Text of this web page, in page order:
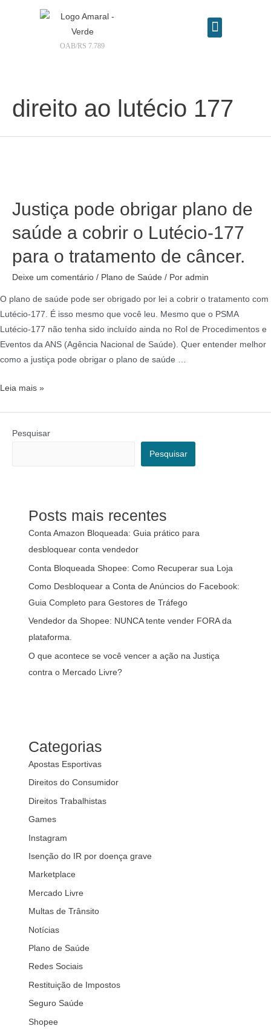
OAB/RS 7.789
direito ao lutécio 177
Justiça pode obrigar plano de
saúde a cobrir o Lutécio-177
para o tratamento de câncer.
Deixe um comentário / Plano de Saúde / Por admin
O plano de saúde pode ser obrigado por lei a cobrir o tratamento com
Lutécio-177. É isso mesmo que você leu. Mesmo que o PSMA
Lutécio-177 não tenha sido incluído ainda no Rol de Procedimentos e
Eventos da ANS (Agência Nacional de Saúde). Quer entender melhor
como a justiça pode obrigar o plano de saúde …
Leia mais »
Pesquisar
Pesquisar
Posts mais recentes
Conta Amazon Bloqueada: Guia prático para
desbloquear conta vendedor
Conta Bloqueada Shopee: Como Recuperar sua Loja
Como Desbloquear a Conta de Anúncios do Facebook:
Guia Completo para Gestores de Tráfego
Vendedor da Shopee: NUNCA tente vender FORA da
plataforma.
O que acontece se você vencer a ação na Justiça
contra o Mercado Livre?
Categorias
Apostas Esportivas
Direitos do Consumidor
Direitos Trabalhistas
Games
Instagram
Isenção do IR por doença grave
Marketplace
Mercado Livre
Multas de Trânsito
Notícias
Plano de Saúde
Redes Sociais
Restituição de Impostos
Seguro Saúde
Shopee